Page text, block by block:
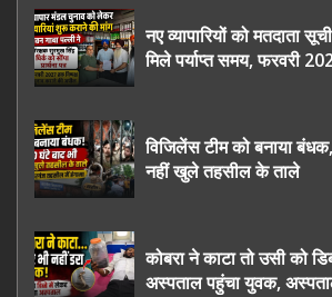
नए व्यापारियों को मतदाता
मिले पर्याप्त समय, फरवरी
विजिलेंस टीम को बनाया
नहीं खुले तहसील के ताले
कोबरा ने काटा तो उसी को
अस्पताल पहुंचा युवक,